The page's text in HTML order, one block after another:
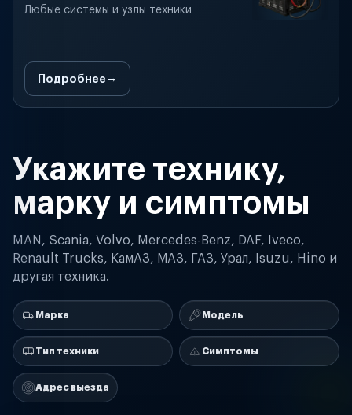
Любые системы и узлы техники
Подробнее
Укажите технику,
марку и симптомы
MAN, Scania, Volvo, Mercedes-Benz, DAF, Iveco,
Renault Trucks, КамАЗ, МАЗ, ГАЗ, Урал, Isuzu, Hino и
другая техника.
Марка Модель
Тип техники Симптомы
Адрес выезда